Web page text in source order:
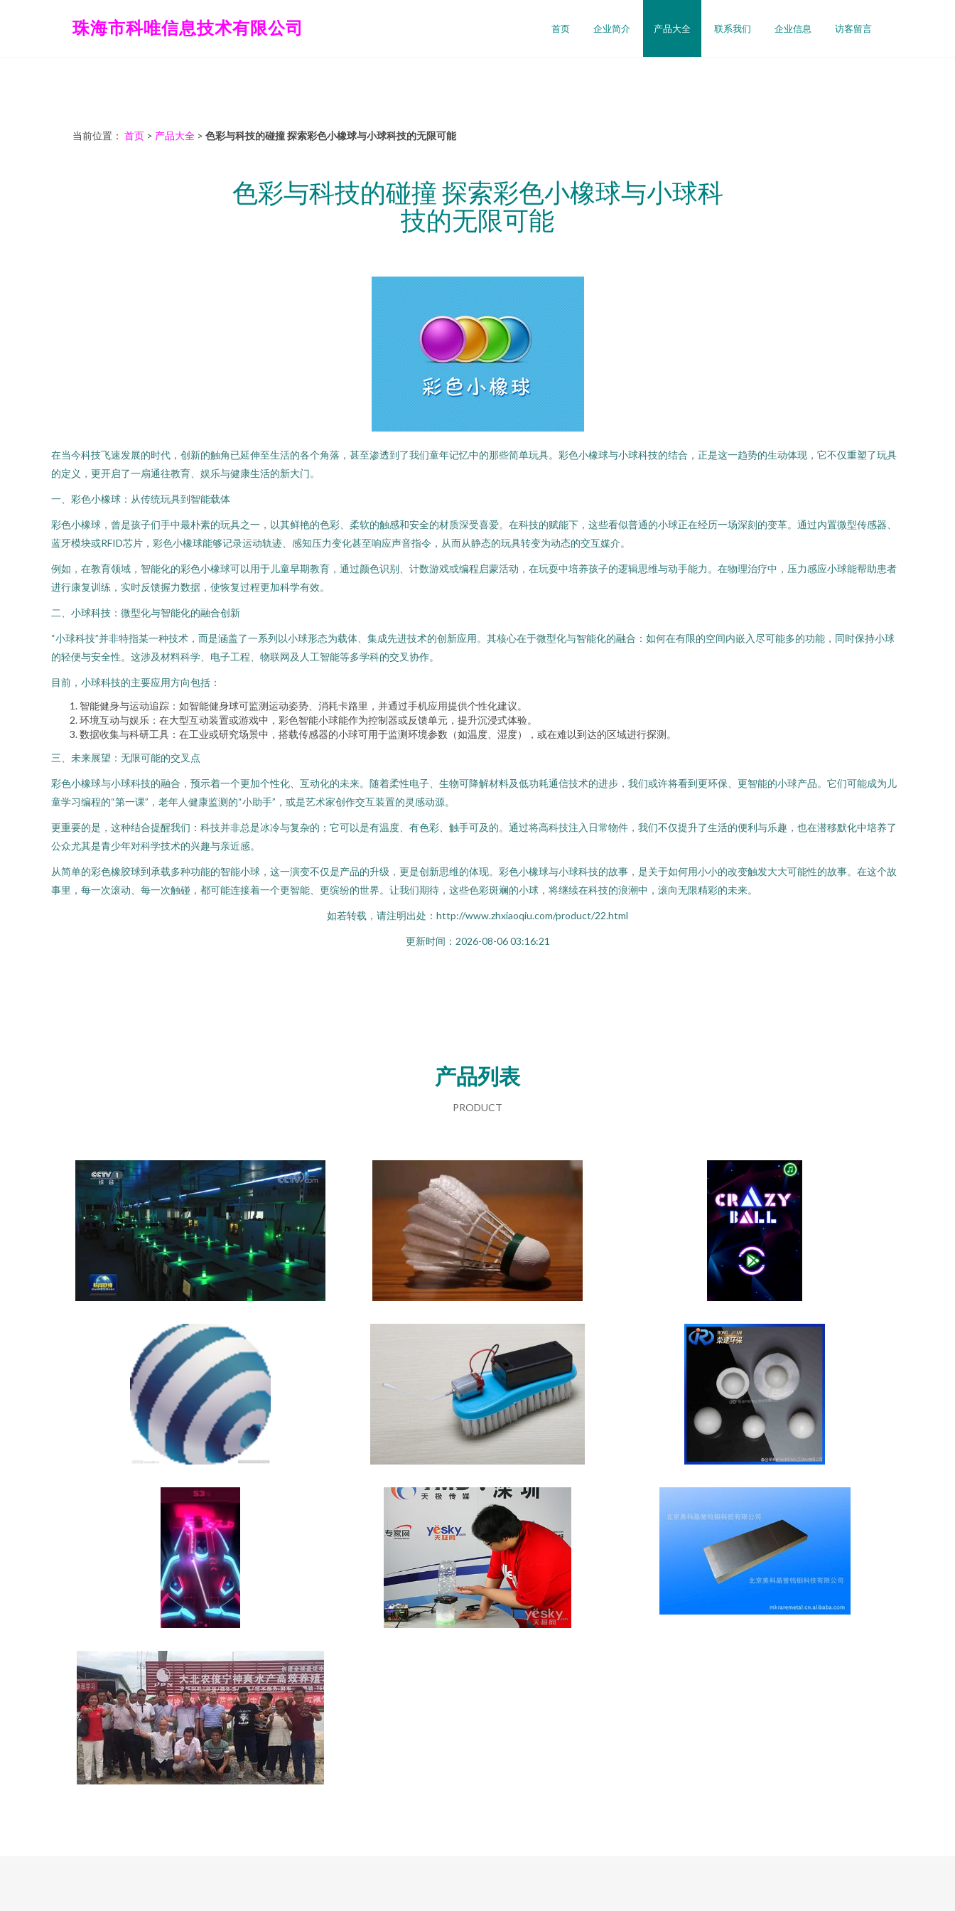
珠海市科唯信息技术有限公司 首页 企业简介 产品大全 联系我们 企业信息 访客留言
当前位置： 首页 > 产品大全 > 色彩与科技的碰撞 探索彩色小橡球与小球科技的无限可能
色彩与科技的碰撞 探索彩色小橡球与小球科
技的无限可能
在当今科技飞速发展的时代，创新的触角已延伸至生活的各个角落，甚至渗透到了我们童年记忆中的那些简单玩具。彩色小橡球与小球科技的结合，正是这一趋势的生动体现，它不仅重塑了玩具
的定义，更开启了一扇通往教育、娱乐与健康生活的新大门。
一、彩色小橡球：从传统玩具到智能载体
彩色小橡球，曾是孩子们手中最朴素的玩具之一，以其鲜艳的色彩、柔软的触感和安全的材质深受喜爱。在科技的赋能下，这些看似普通的小球正在经历一场深刻的变革。通过内置微型传感器、
蓝牙模块或RFID芯片，彩色小橡球能够记录运动轨迹、感知压力变化甚至响应声音指令，从而从静态的玩具转变为动态的交互媒介。
例如，在教育领域，智能化的彩色小橡球可以用于儿童早期教育，通过颜色识别、计数游戏或编程启蒙活动，在玩耍中培养孩子的逻辑思维与动手能力。在物理治疗中，压力感应小球能帮助患者
进行康复训练，实时反馈握力数据，使恢复过程更加科学有效。
二、小球科技：微型化与智能化的融合创新
“小球科技”并非特指某一种技术，而是涵盖了一系列以小球形态为载体、集成先进技术的创新应用。其核心在于微型化与智能化的融合：如何在有限的空间内嵌入尽可能多的功能，同时保持小球
的轻便与安全性。这涉及材料科学、电子工程、物联网及人工智能等多学科的交叉协作。
目前，小球科技的主要应用方向包括：
智能健身与运动追踪：如智能健身球可监测运动姿势、消耗卡路里，并通过手机应用提供个性化建议。
环境互动与娱乐：在大型互动装置或游戏中，彩色智能小球能作为控制器或反馈单元，提升沉浸式体验。
数据收集与科研工具：在工业或研究场景中，搭载传感器的小球可用于监测环境参数（如温度、湿度），或在难以到达的区域进行探测。
三、未来展望：无限可能的交叉点
彩色小橡球与小球科技的融合，预示着一个更加个性化、互动化的未来。随着柔性电子、生物可降解材料及低功耗通信技术的进步，我们或许将看到更环保、更智能的小球产品。它们可能成为儿
童学习编程的“第一课”，老年人健康监测的“小助手”，或是艺术家创作交互装置的灵感动源。
更重要的是，这种结合提醒我们：科技并非总是冰冷与复杂的；它可以是有温度、有色彩、触手可及的。通过将高科技注入日常物件，我们不仅提升了生活的便利与乐趣，也在潜移默化中培养了
公众尤其是青少年对科学技术的兴趣与亲近感。
从简单的彩色橡胶球到承载多种功能的智能小球，这一演变不仅是产品的升级，更是创新思维的体现。彩色小橡球与小球科技的故事，是关于如何用小小的改变触发大大可能性的故事。在这个故
事里，每一次滚动、每一次触碰，都可能连接着一个更智能、更缤纷的世界。让我们期待，这些色彩斑斓的小球，将继续在科技的浪潮中，滚向无限精彩的未来。
如若转载，请注明出处：http://www.zhxiaoqiu.com/product/22.html
更新时间：2026-08-06 03:16:21
产品列表
PRODUCT